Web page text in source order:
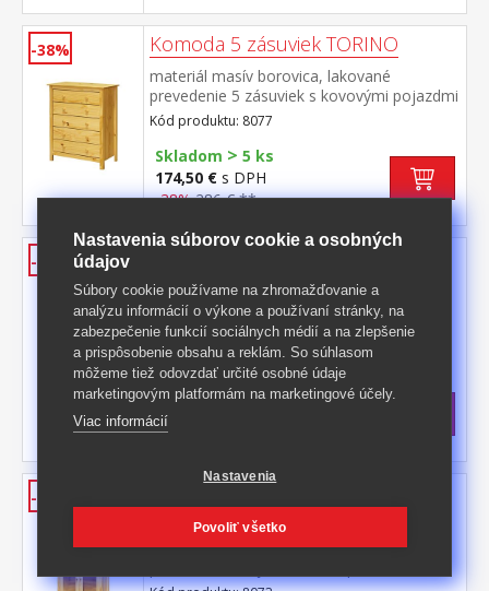
-38% Komoda 5 zásuviek TORINO
materiál masív borovica, lakované
prevedenie 5 zásuviek s kovovými pojazdmi
Kód produktu: 8077
Skladom > 5 ks
174,50 € s DPH
-38% 286 € **
-43%
Bielizník 2 dvere + 2 zásuvky
TORINO
materiál masív borovica, lakované
prevedenie 2 dvierka a 2 zásuvky s
kovovými pojazdmi
Kód produktu: 8087
Skladom>5 ks
344 €
-43%
-37%
Vitrína 2 dvere + 1 zásuvka
TORINO
materiál masív borovica, lakované
Nastavenia súborov cookie a osobných
údajov
Súbory cookie používame na zhromažďovanie a
analýzu informácií o výkone a používaní stránky, na
zabezpečenie funkcií sociálnych médií a na zlepšenie
a prispôsobenie obsahu a reklám. So súhlasom
môžeme tiež odovzdať určité osobné údaje
marketingovým platformám na marketingové účely.
Viac informácií
Nastavenia
Povoliť všetko